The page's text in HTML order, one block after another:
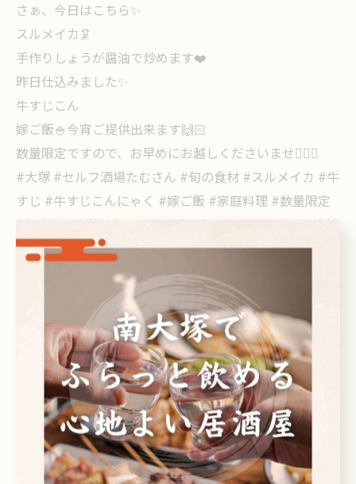
さぁ、今日はこちら✨
スルメイカ🦑
手作りしょうが醤油で炒めます❤️
昨日仕込みました✨
牛すじこん
嫁ご飯🍚今宵ご提供出来ます🙌🏻
数量限定ですので、お早めにお越しくださいませ🙇🏻‍♀️
#大塚 #セルフ酒場たむさん #旬の食材 #スルメイカ #牛
すじ #牛すじこんにゃく #嫁ご飯 #家庭料理 #数量限定
#初心者 #女性 #おひとりさま #おひとりさま女子 #大歓
迎 #7月1日 #火曜日 #お待ちしております
< 前のページ 一覧に戻る 次のページ >
カテゴリー Categories